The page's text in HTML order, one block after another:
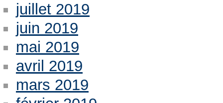
juillet 2019
juin 2019
mai 2019
avril 2019
mars 2019